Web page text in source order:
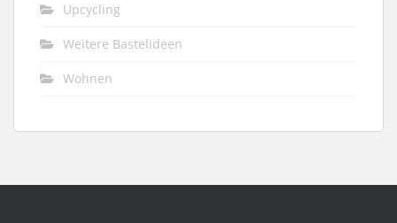
Upcycling
Weitere Bastelideen
Wohnen